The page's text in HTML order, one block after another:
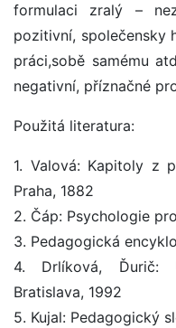
formulaci zralý –
pozitivní, společensky
práci,sobě samému
negativní, příznačné
Použitá literatura:
1. Valová: Kapitoly z
Praha, 1882
2. Čáp: Psychologie
3. Pedagogická
4. Drlíková, Ďurič:
Bratislava, 1992
5. Kujal: Pedagogický